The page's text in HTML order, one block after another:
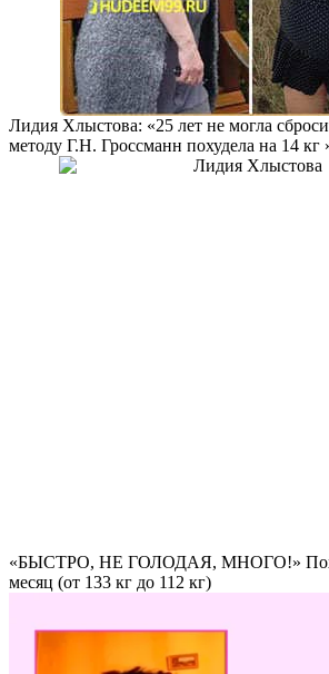
Лидия Хлыстова: «25 лет не могла
методу Г.Н. Гроссманн похудела на 14 кг
«БЫСТРО, НЕ ГОЛОДАЯ, МНОГО!»
месяц (от 133 кг до 112 кг)